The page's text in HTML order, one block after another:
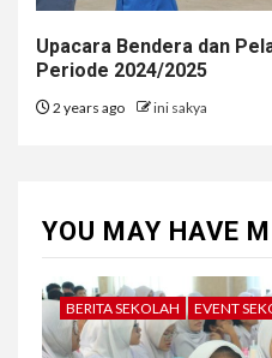
Upacara Bendera dan
Periode 2024/2025
2 years ago ini sakya
YOU MAY HAVE
BERITA SEKOLAH EVENT